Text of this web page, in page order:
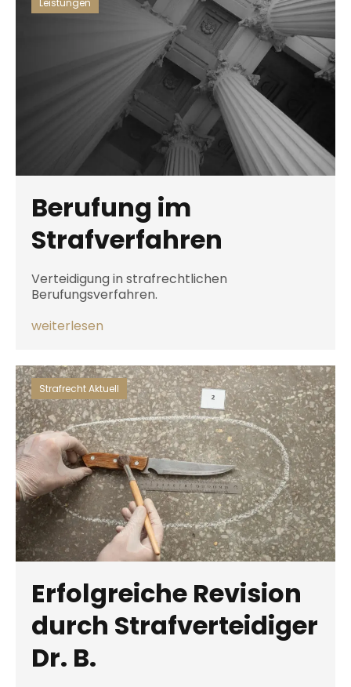
Berufung im
Strafverfahren
Verteidigung in strafrechtlichen
Berufungsverfahren.
weiterlesen
Leistungen
Erfolgreiche Revision
durch Strafverteidiger
Dr. B.
Strafrecht Aktuell